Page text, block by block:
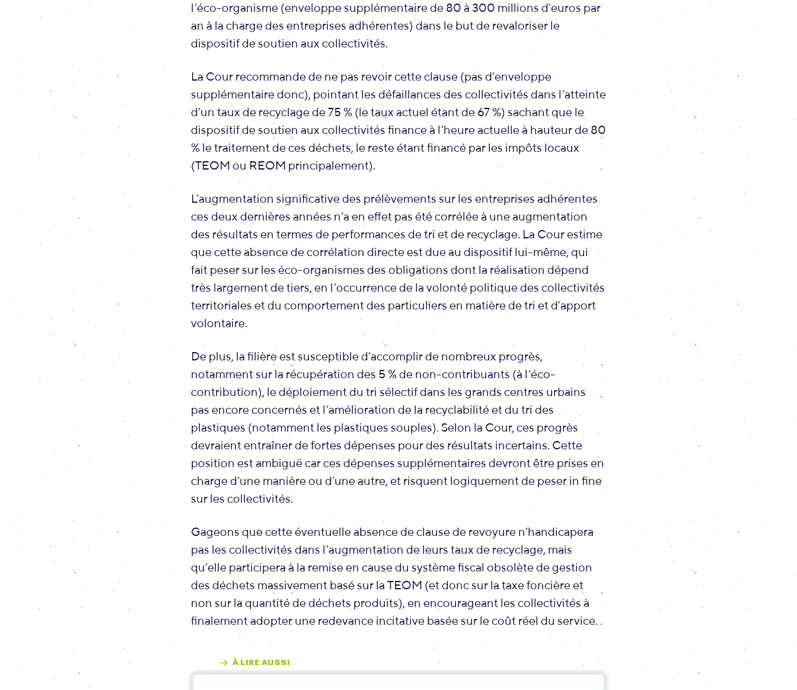
l’éco-organisme (enveloppe supplémentaire de 80 à 300 millions d’euros par
an à la charge des entreprises adhérentes) dans le but de revaloriser le
dispositif de soutien aux collectivités.
La Cour recommande de ne pas revoir cette clause (pas d’enveloppe
supplémentaire donc), pointant les défaillances des collectivités dans l’atteinte
d’un taux de recyclage de 75 % (le taux actuel étant de 67 %) sachant que le
dispositif de soutien aux collectivités finance à l’heure actuelle à hauteur de 80
% le traitement de ces déchets, le reste étant financé par les impôts locaux
(TEOM ou REOM principalement).
L’augmentation significative des prélèvements sur les entreprises adhérentes
ces deux dernières années n’a en effet pas été corrélée à une augmentation
des résultats en termes de performances de tri et de recyclage. La Cour estime
que cette absence de corrélation directe est due au dispositif lui-même, qui
fait peser sur les éco-organismes des obligations dont la réalisation dépend
très largement de tiers, en l’occurrence de la volonté politique des collectivités
territoriales et du comportement des particuliers en matière de tri et d’apport
volontaire.
De plus, la filière est susceptible d’accomplir de nombreux progrès,
notamment sur la récupération des 5 % de non-contribuants (à l’éco-
contribution), le déploiement du tri sélectif dans les grands centres urbains
pas encore concernés et l’amélioration de la recyclabilité et du tri des
plastiques (notamment les plastiques souples). Selon la Cour, ces progrès
devraient entraîner de fortes dépenses pour des résultats incertains. Cette
position est ambiguë car ces dépenses supplémentaires devront être prises en
charge d’une manière ou d’une autre, et risquent logiquement de peser in fine
sur les collectivités.
Gageons que cette éventuelle absence de clause de revoyure n’handicapera
pas les collectivités dans l’augmentation de leurs taux de recyclage, mais
qu’elle participera à la remise en cause du système fiscal obsolète de gestion
des déchets massivement basé sur la TEOM (et donc sur la taxe foncière et
non sur la quantité de déchets produits), en encourageant les collectivités à
finalement adopter une redevance incitative basée sur le coût réel du service.
À LIRE AUSSI